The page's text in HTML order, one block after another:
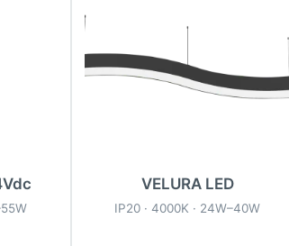
VELURA LED
IP20 · 4000K · 24W–40W